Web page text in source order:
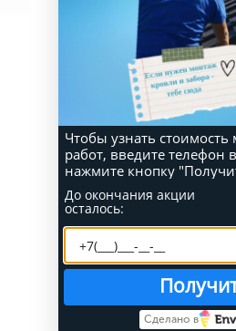
Чтобы узнать
работ, введите телефон
нажмите кнопку
До окончания акции
осталось:
Сделано в